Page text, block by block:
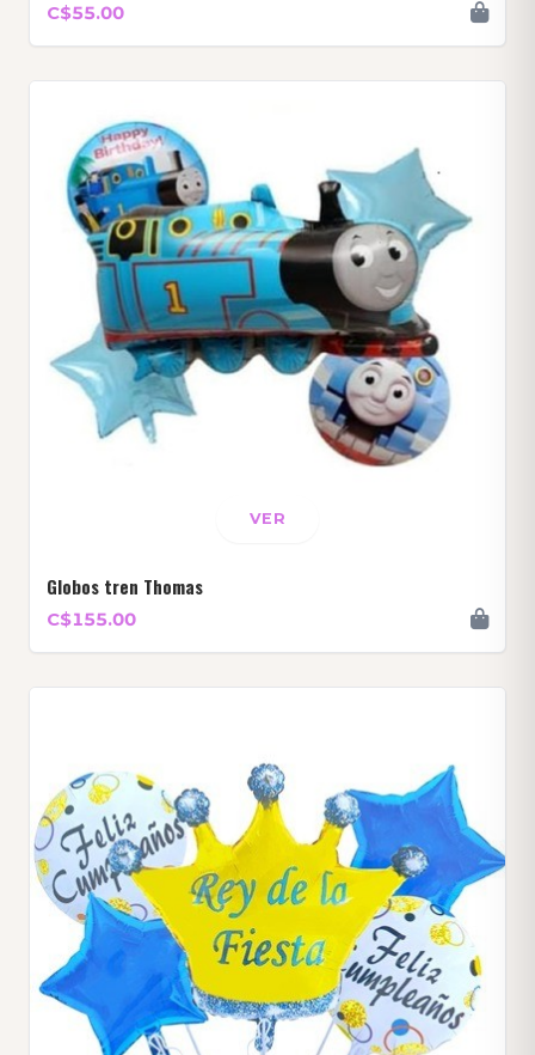
C$55.00
VER
Globos tren Thomas
C$155.00